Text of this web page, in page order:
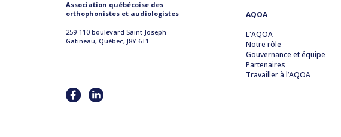
Association québécoise des
orthophonistes et audiologistes
259-110 boulevard Saint-Joseph
Gatineau, Québec, J8Y 6T1
AQOA
L'AQOA
Notre rôle
Gouvernance et équipe
Partenaires
Travailler à l’AQOA